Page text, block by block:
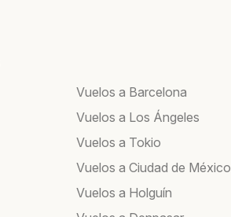
Vuelos a Barcelona
Vuelos a Los Ángeles
Vuelos a Tokio
Vuelos a Ciudad de México
Vuelos a Holguín